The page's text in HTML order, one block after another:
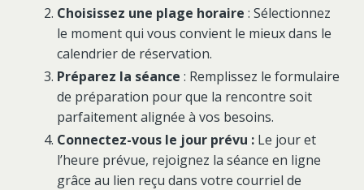
Choisissez une plage horaire : Sélectionnez
le moment qui vous convient le mieux dans le
calendrier de réservation.
Préparez la séance : Remplissez le formulaire
de préparation pour que la rencontre soit
parfaitement alignée à vos besoins.
Connectez-vous le jour prévu : Le jour et
l’heure prévue, rejoignez la séance en ligne
grâce au lien reçu dans votre courriel de